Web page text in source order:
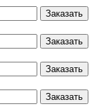
Заказать
Заказать
Заказать
Заказать